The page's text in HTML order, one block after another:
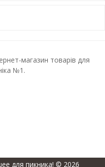
магазин товарів для
№1.
для пикника! © 2026